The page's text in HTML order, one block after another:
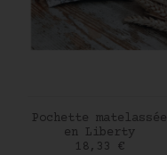
AJOUTER AU PANIER
Pochette matelassée
en Liberty
Prix
18,33 €